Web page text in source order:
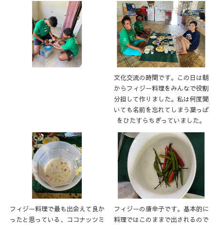
文化交流の時間です。この日は朝
からフィジー料理をみんなで役割
分担して作りました。私は何度聞
いても名前を忘れてしまう葉っぱ
をひたすらちぎっていました。
フィジー料理で最も出会えて良か
ったと思っている、ココナッツミ
フィジーの唐辛子です。基本的に
料理ではこのままで出されるので